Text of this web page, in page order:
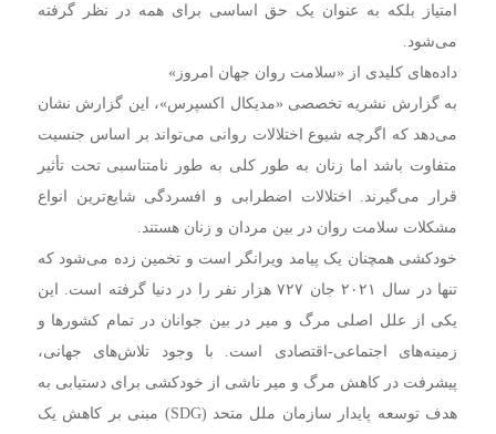
امتیاز بلکه به عنوان یک حق اساسی برای همه در نظر گرفته
می‌شود.
داده‌های کلیدی از «سلامت روان جهان امروز»
به گزارش نشریه تخصصی «مدیکال اکسپرس»، این گزارش نشان
می‌دهد که اگرچه شیوع اختلالات روانی می‌تواند بر اساس جنسیت
متفاوت باشد اما زنان به طور کلی به طور نامتناسبی تحت تأثیر
قرار می‌گیرند. اختلالات اضطرابی و افسردگی شایع‌ترین انواع
مشکلات سلامت روان در بین مردان و زنان هستند.
خودکشی همچنان یک پیامد ویرانگر است و تخمین زده می‌شود که
تنها در سال ۲۰۲۱ جان ۷۲۷ هزار نفر را در دنیا گرفته است. این
یکی از علل اصلی مرگ و میر در بین جوانان در تمام کشورها و
زمینه‌های اجتماعی-اقتصادی است. با وجود تلاش‌های جهانی،
پیشرفت در کاهش مرگ و میر ناشی از خودکشی برای دستیابی به
هدف توسعه پایدار سازمان ملل متحد (SDG) مبنی بر کاهش یک